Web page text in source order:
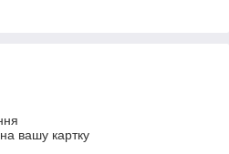
вашу картку